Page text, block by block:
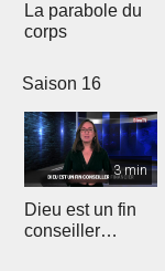
La parabole du
corps
Saison 16
3 min
Dieu est un fin
conseiller